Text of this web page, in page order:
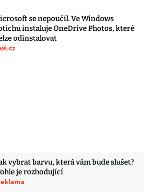
se nepoučil. Ve Windows
instaluje OneDrive Photos, které
odinstalovat
vybrat barvu, která vám bude slušet?
je rozhodující